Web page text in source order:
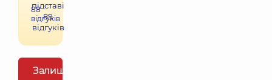
88
відгуків
підставі
89
відгуків
Залишити відгук